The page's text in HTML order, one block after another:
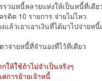
รวมหนี้หลายแห่งให้เป็นหนี้ที่เดีย
ดิต 10 รายการ จ่ายไม่ไหว
แล้วเอาเอาเงินที่ได้มาไปจ่ายหนี้
าจ่ายหนี้ที่จำนองที่ไว้ที่เดียว
ให้ใช้ถ้าไม่จำเป็นจริงๆ
การย้ายเจ้าหนี้